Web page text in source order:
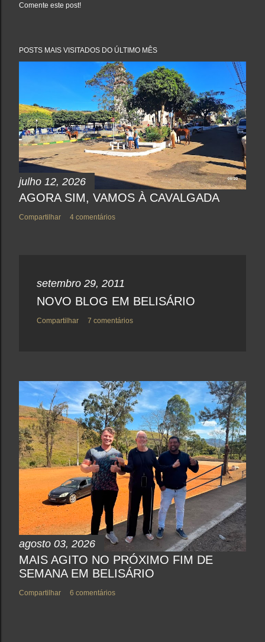
a
u
e
n
t
á
r
i
o
Comente este post!
POSTS MAIS VISITADOS DO ÚLTIMO MÊS
julho 12, 2026
AGORA SIM, VAMOS À CAVALGADA
Compartilhar 4 comentários
setembro 29, 2011
NOVO BLOG EM BELISÁRIO
Compartilhar 7 comentários
agosto 03, 2026
MAIS AGITO NO PRÓXIMO FIM DE
SEMANA EM BELISÁRIO
Compartilhar 6 comentários